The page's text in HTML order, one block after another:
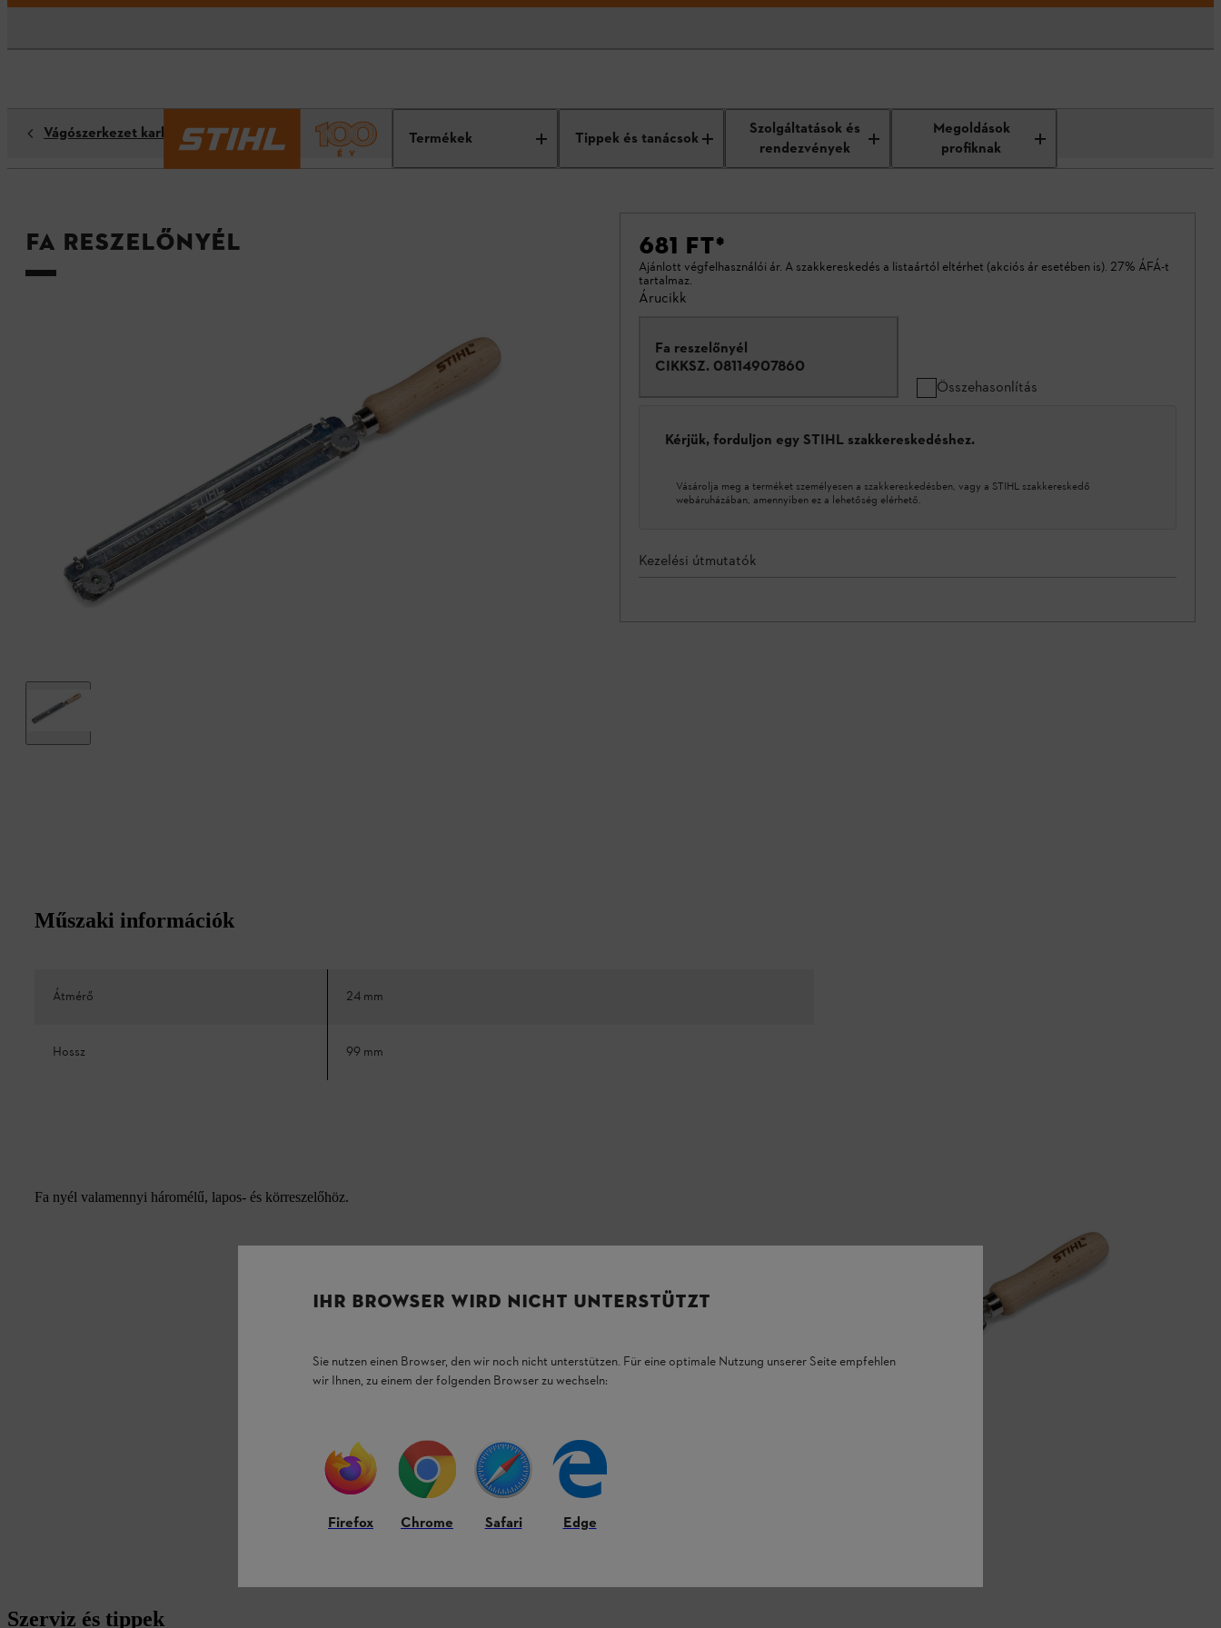
Termékek Tippek és tanácsok
Szolgáltatások és
rendezvények
Megoldások
profiknak
Vágószerkezet karbantartása
Fa reszelőnyél 681 FT*
Ajánlott végfelhasználói ár. A szakkereskedés a listaártól eltérhet (akciós ár esetében is). 27% ÁFÁ-t
tartalmaz.
Árucikk
Fa reszelőnyél
CIKKSZ. 08114907860
Összehasonlítás
Kérjük, forduljon egy STIHL szakkereskedéshez.
Vásárolja meg a terméket személyesen a szakkereskedésben, vagy a STIHL szakkereskedő
webáruházában, amennyiben ez a lehetőség elérhető.
Kezelési útmutatók
Műszaki információk
Átmérő 24 mm
Hossz 99 mm
Fa nyél valamennyi háromélű, lapos- és körreszelőhöz.
Szerviz és tippek
IHR BROWSER WIRD NICHT UNTERSTÜTZT
Sie nutzen einen Browser, den wir noch nicht unterstützen. Für eine optimale Nutzung unserer Seite empfehlen
wir Ihnen, zu einem der folgenden Browser zu wechseln:
Firefox Chrome Safari Edge